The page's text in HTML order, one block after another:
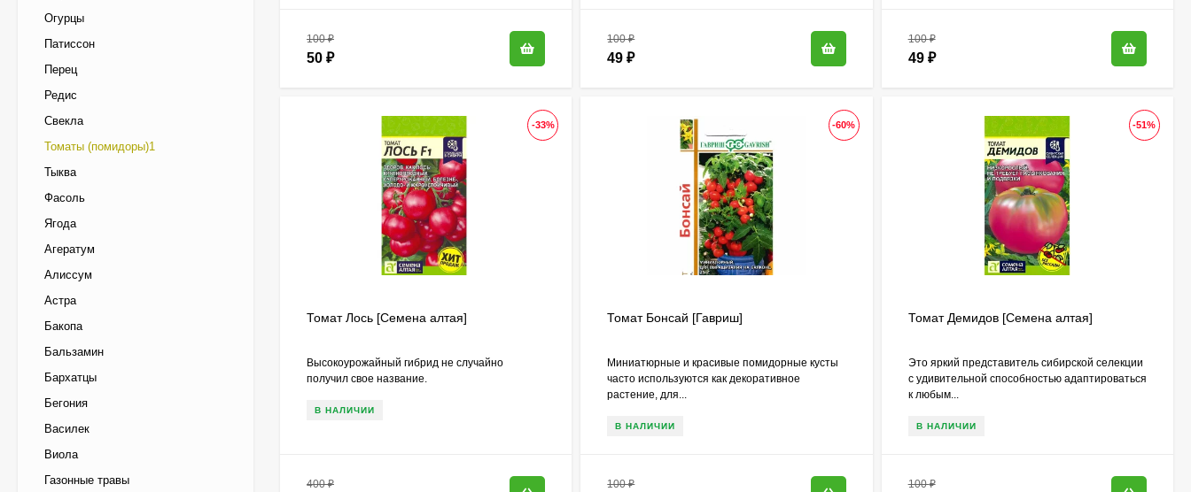
100₽
50 ₽
100₽
49₽
100₽
49 ₽
-33%
Томат Лось [Семена алтая]
Высокоурожайный гибрид не случайно
получил свое название.
В НАЛИЧИИ
400₽
-60%
Томат Бонсай [Гавриш]
Миниатюрные и красивые помидорные кусты
часто используются как декоративное
растение, для...
В НАЛИЧИИ
100₽
-51%
Томат Демидов [Семена алтая]
Это яркий представитель сибирской селекции
с удивительной способностью адаптироваться
к любым...
В НАЛИЧИИ
100₽
Огурцы
Патиссон
Перец
Редис
Свекла
Томаты (помидоры)1
Тыква
Фасоль
Ягода
Агератум
Алиссум
Астра
Бакопа
Бальзамин
Бархатцы
Бегония
Василек
Виола
Газонные травы